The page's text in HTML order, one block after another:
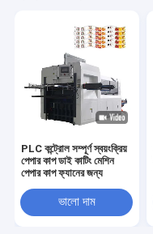
PLC কন্ট্রোল সম্পূর্ণ স্বয়ংক্রিয়
পেপার কাপ ডাই কাটিং মেশিন
পেপার কাপ ফ্যানের জন্য
ভালো দাম